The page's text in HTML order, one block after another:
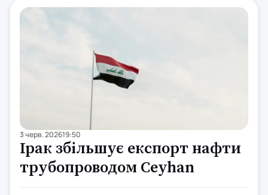
3 черв. 202619:50
Ірак збільшує експорт нафти
трубопроводом Ceyhan